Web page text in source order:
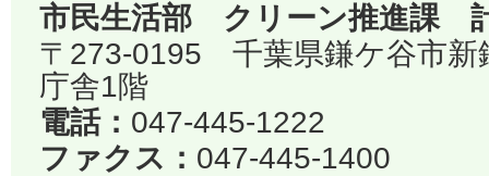
市民生活部 クリーン推進課
〒273-0195 千葉県鎌ケ谷市
庁舎1階
電話： 047-445-1222
ファクス： 047-445-1400